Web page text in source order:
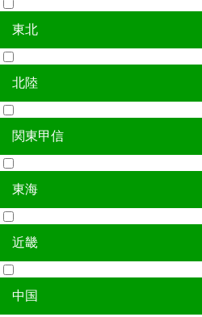
北海道
東北
青森県
岩手県
宮城県
秋田県
山形県
福島県
北陸
新潟県
富山県
石川県
福井県
関東甲信
茨城県
栃木県
群馬県
埼玉県
千葉県
東京都
神奈川県
山梨県
長野県
東海
岐阜県
静岡県
愛知県
三重県
近畿
滋賀県
京都府
大阪府
兵庫県
奈良県
和歌山県
中国